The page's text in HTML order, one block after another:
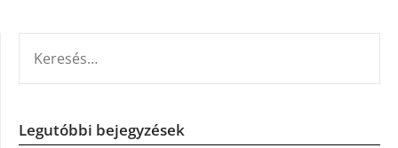
Legutóbbi bejegyzések